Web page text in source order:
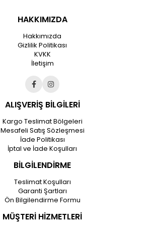
HAKKIMIZDA
Hakkımızda
Gizlilik Politikası
KVKK
İletişim
ALIŞVERİŞ BİLGİLERİ
Kargo Teslimat Bölgeleri
Mesafeli Satış Sözleşmesi
İade Politikası
İptal ve İade Koşulları
BİLGİLENDİRME
Teslimat Koşulları
Garanti Şartları
Ön Bilgilendirme Formu
MÜŞTERİ HİZMETLERİ